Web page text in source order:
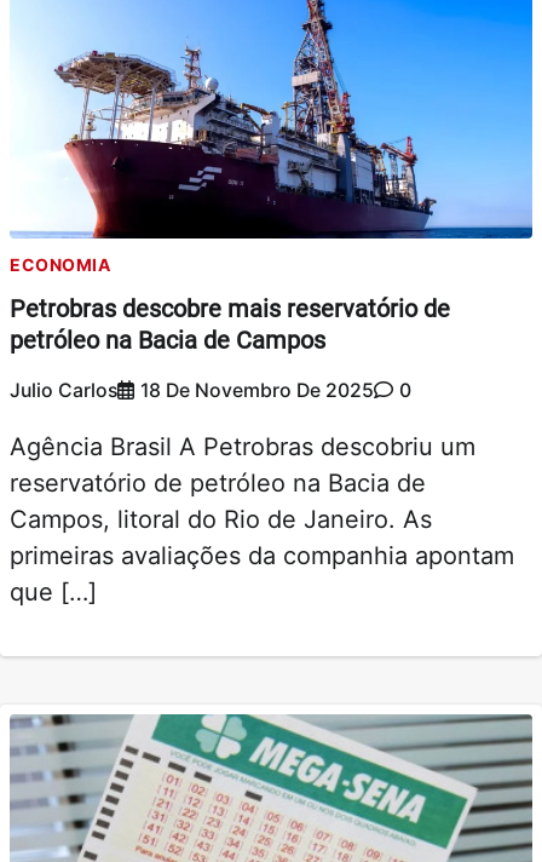
ECONOMIA
Petrobras descobre mais reservatório de
petróleo na Bacia de Campos
Julio Carlos 18 De Novembro De 2025 0
Agência Brasil A Petrobras descobriu um
reservatório de petróleo na Bacia de
Campos, litoral do Rio de Janeiro. As
primeiras avaliações da companhia apontam
que […]